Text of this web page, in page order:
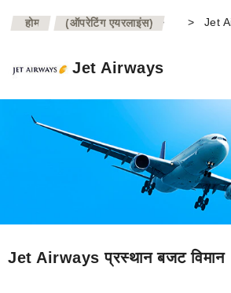
होम >
(ऑपरेटिंग एयरलाइंस) > Jet
Jet Airways
Jet Airways प्रस्थान बजट विमान